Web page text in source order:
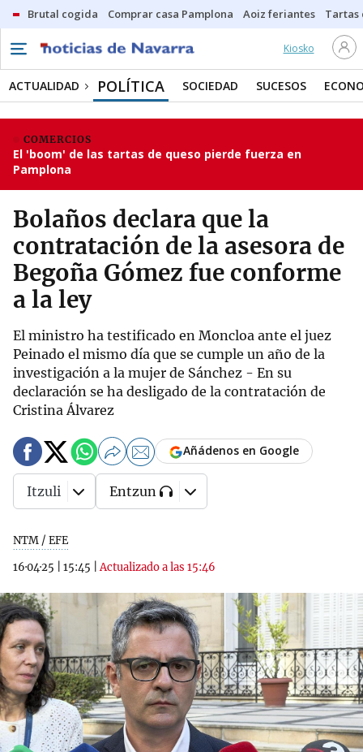
Brutal cogida Comprar casa Pamplona Aoiz feriantes Tartas
Kiosko
ACTUALIDAD POLÍTICA SOCIEDAD SUCESOS
COMERCIOS
El 'boom' de las tartas de queso pierde fuerza en
Pamplona
Bolaños declara que la
contratación de la asesora de
Begoña Gómez fue conforme
a la ley
El ministro ha testificado en Moncloa ante el juez
Peinado el mismo día que se cumple un año de la
investigación a la mujer de Sánchez - En su
declaración se ha desligado de la contratación de
Cristina Álvarez
NTM / EFE
16·04·25
15:45 |Actualizado a las 15:46
Añádenos en Google
Itzuli Entzun